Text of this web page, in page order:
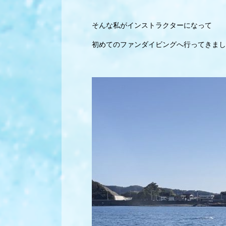
そんな私がインストラクターになって
初めてのファンダイビングへ行ってきま